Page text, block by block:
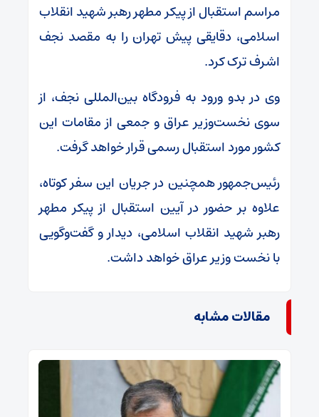
مراسم استقبال از پیکر مطهر رهبر شهید انقلاب
اسلامی، دقایقی پیش تهران را به مقصد نجف
اشرف ترک کرد.
وی در بدو ورود به فرودگاه بین‌المللی نجف، از
سوی نخست‌وزیر عراق و جمعی از مقامات این
کشور مورد استقبال رسمی قرار خواهد گرفت.
رئیس‌جمهور همچنین در جریان این سفر کوتاه،
علاوه بر حضور در آیین استقبال از پیکر مطهر
رهبر شهید انقلاب اسلامی، دیدار و گفت‌وگویی
با نخست وزیر عراق خواهد داشت.
مقالات مشابه